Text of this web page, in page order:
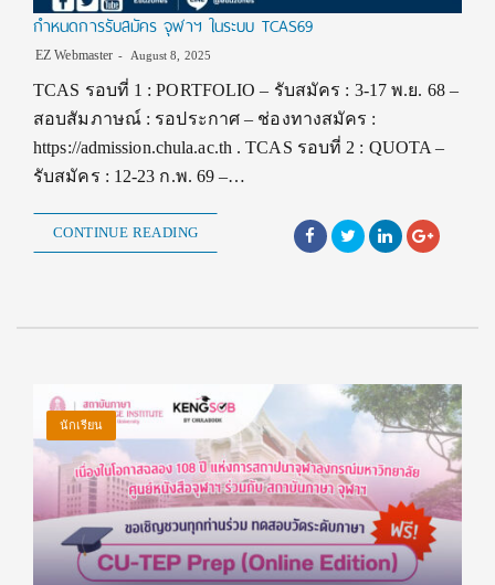
กำหนดการรับสมัคร จุฬาฯ ในระบบ TCAS69
EZ Webmaster August 8, 2025
TCAS รอบที่ 1 : PORTFOLIO – รับสมัคร : 3-17 พ.ย. 68 –
สอบสัมภาษณ์ : รอประกาศ – ช่องทางสมัคร :
https://admission.chula.ac.th . TCAS รอบที่ 2 : QUOTA –
รับสมัคร : 12-23 ก.พ. 69 –…
CONTINUE READING
นักเรียน